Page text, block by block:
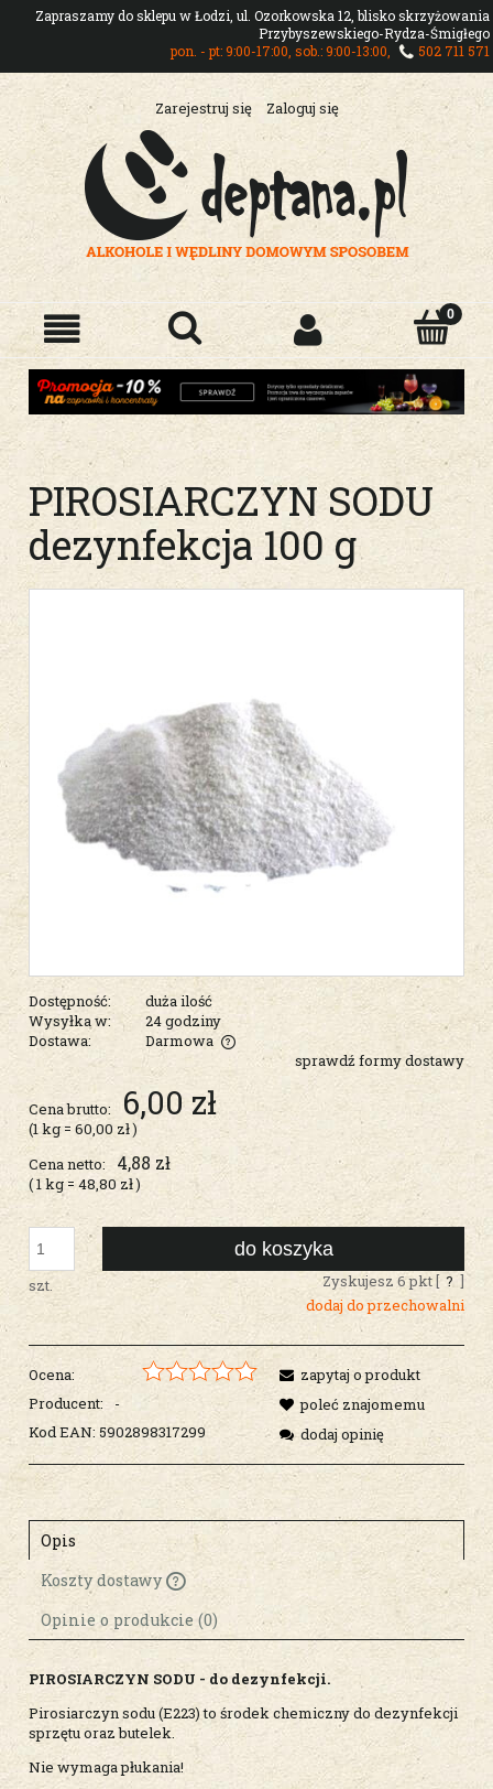
Zapraszamy do sklepu w Łodzi, ul. Ozorkowska 12, blisko skrzyżowania
Przybyszewskiego-Rydza-Śmigłego
pon. - pt: 9:00-17:00, sob.: 9:00-13:00,
502 711 571
Zarejestruj się Zaloguj się
PIROSIARCZYN SODU
dezynfekcja 100 g
Dostępność:
duża ilość
Wysyłka w:
24 godziny
Dostawa:
Darmowa
Cena nie zawiera ewentualnych kosztów płatności
sprawdź formy dostawy
Cena brutto: 6,00 zł
(1kg= 60,00 zł)
Cena netto:
4,88 zł
( 1kg = 48,80 zł)
szt.
do koszyka
Zyskujesz 6pkt [ ? ]
dodaj do przechowalni
Ocena:
Producent:
-
Kod EAN: 5902898317299
zapytaj o produkt
poleć znajomemu
dodaj opinię
Opis
Koszty dostawy
Cena nie zawiera ewentualnych kosztów
płatności
Opinie o produkcie (0)
PIROSIARCZYN SODU - do dezynfekcji.
Pirosiarczyn sodu (E223) to środek chemiczny do dezynfekcji
sprzętu oraz butelek.
Nie wymaga płukania!